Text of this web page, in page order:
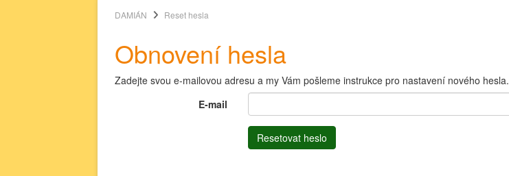
DAMIÁN Reset hesla
Obnovení hesla
Zadejte svou e-mailovou adresu a my Vám pošleme instrukce pro nastavení nového hesla.
E-mail
Resetovat heslo